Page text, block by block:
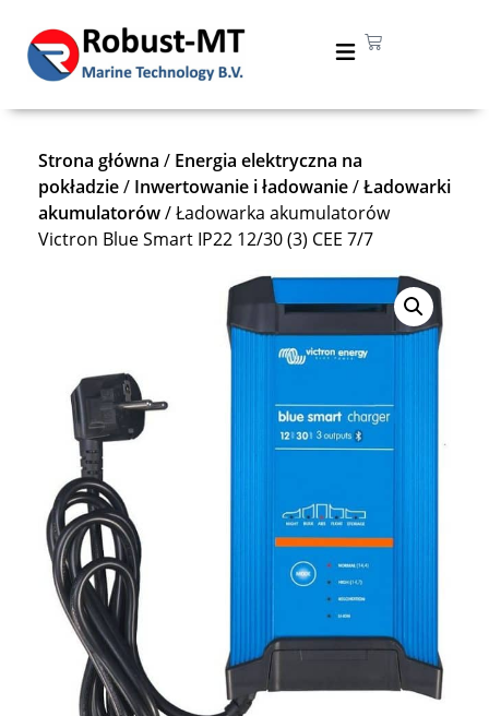
Strona główna / Energia elektryczna na
pokładzie/ Inwertowanie i ładowanie/Ładowarki
akumulatorów/ Ładowarka akumulatorów
Victron Blue Smart IP22 12/30 (3) CEE 7/7